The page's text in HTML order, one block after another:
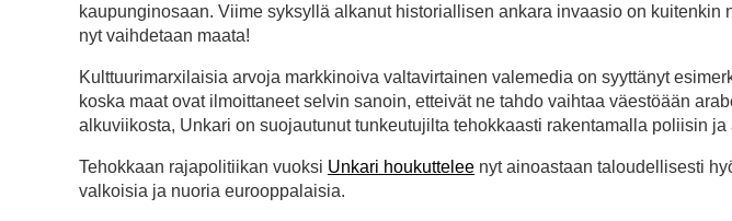
kaupunginosaan. Viime syksyllä alkanut historiallisen ankara invaasio on kuitenkin
nyt vaihdetaan maata!
Kulttuurimarxilaisia arvoja markkinoiva valtavirtainen valemedia on syyttänyt
koska maat ovat ilmoittaneet selvin sanoin, etteivät ne tahdo vaihtaa väestöään
alkuviikosta, Unkari on suojautunut tunkeutujilta tehokkaasti rakentamalla poliisin
Tehokkaan rajapolitiikan vuoksi Unkari houkuttelee nyt ainoastaan taloudellisesti
valkoisia ja nuoria eurooppalaisia.